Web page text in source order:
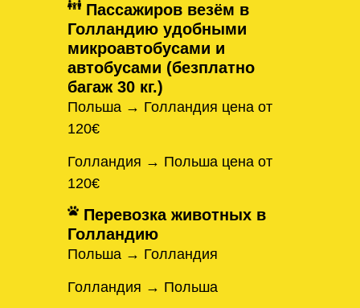
Пассажиров везём в
Голландию удобными
микроавтобусами и
автобусами (безплатно
багаж 30 кг.)
Польша → Голландия цена от
120€
Голландия → Польша цена от
120€
Перевозка животных в
Голландию
Польша → Голландия
Голландия → Польша